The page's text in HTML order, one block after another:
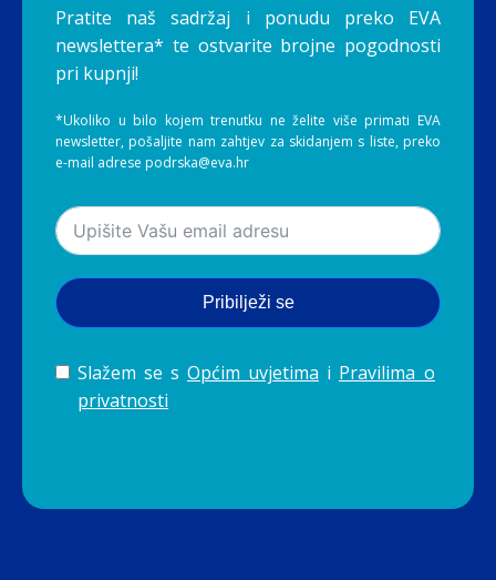
Pratite naš sadržaj i ponudu preko EVA
newslettera* te ostvarite brojne pogodnosti
pri kupnji!
*Ukoliko u bilo kojem trenutku ne želite više primati EVA
newsletter, pošaljite nam zahtjev za skidanjem s liste, preko
e-mail adrese podrska@eva.hr
Pribilježi se
Slažem se s Općim uvjetima i Pravilima o
privatnosti